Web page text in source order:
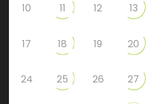
10 11 12 13
17 18 19 20
24 25 26 27